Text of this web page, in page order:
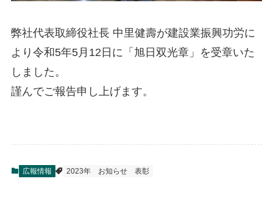
弊社代表取締役社長 中里健壽が建設業振興功労に
より令和5年5月12日に「旭日双光章」を受章いた
しました。
謹んでご報告申し上げます。
広報情報 2023年 お知らせ 表彰